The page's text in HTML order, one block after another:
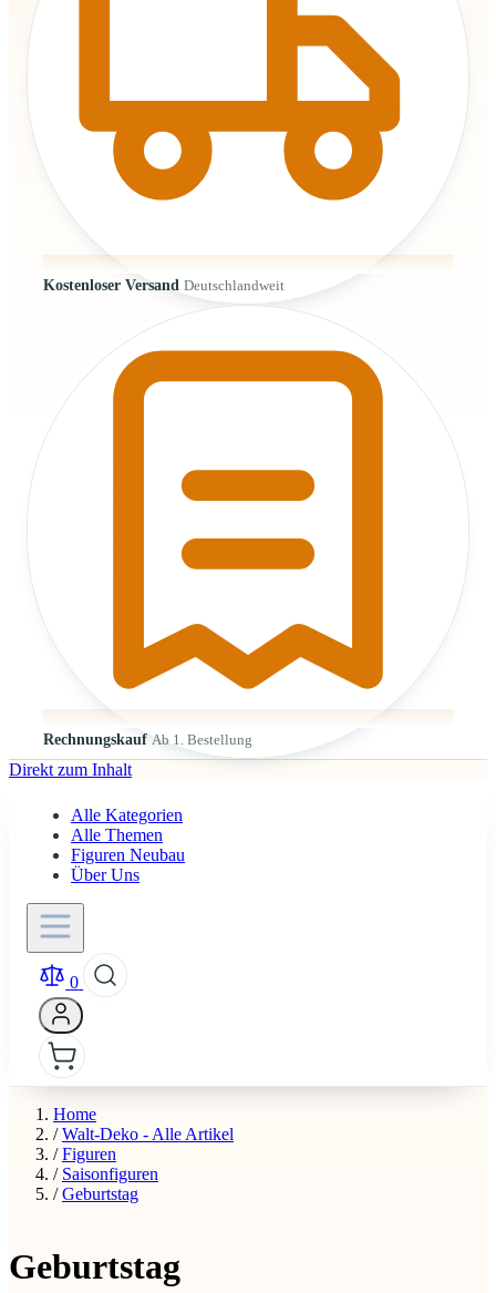
Kostenloser Versand Deutschlandweit
Rechnungskauf Ab 1. Bestellung
Direkt zum Inhalt
Alle Kategorien
Alle Themen
Figuren Neubau
Über Uns
0
Home
/ Walt-Deko - Alle Artikel
/ Figuren
/ Saisonfiguren
/ Geburtstag
Geburtstag